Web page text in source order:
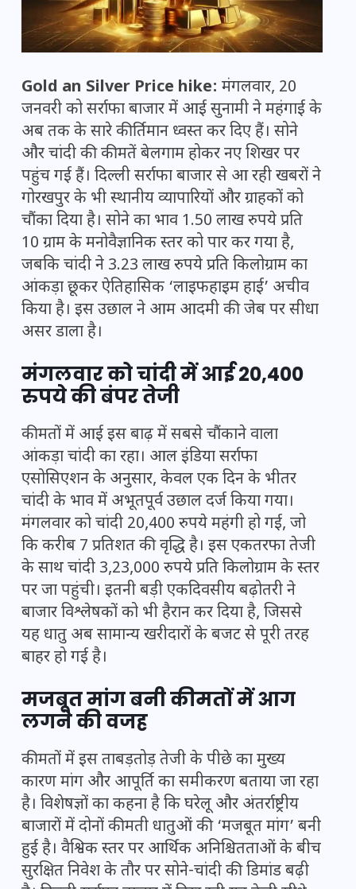
Gold an Silver Price hike: मंगलवार, 20
जनवरी को सर्राफा बाजार में आई सुनामी ने महंगाई के
अब तक के सारे कीर्तिमान ध्वस्त कर दिए हैं। सोने
और चांदी की कीमतें बेलगाम होकर नए शिखर पर
पहुंच गई हैं। दिल्ली सर्राफा बाजार से आ रही खबरों ने
गोरखपुर के भी स्थानीय व्यापारियों और ग्राहकों को
चौंका दिया है। सोने का भाव 1.50 लाख रुपये प्रति
10 ग्राम के मनोवैज्ञानिक स्तर को पार कर गया है,
जबकि चांदी ने 3.23 लाख रुपये प्रति किलोग्राम का
आंकड़ा छूकर ऐतिहासिक ‘लाइफहाइम हाई’ अचीव
किया है। इस उछाल ने आम आदमी की जेब पर सीधा
असर डाला है।
मंगलवार को चांदी में आई 20,400
रुपये की बंपर तेजी
कीमतों में आई इस बाढ़ में सबसे चौंकाने वाला
आंकड़ा चांदी का रहा। आल इंडिया सर्राफा
एसोसिएशन के अनुसार, केवल एक दिन के भीतर
चांदी के भाव में अभूतपूर्व उछाल दर्ज किया गया।
मंगलवार को चांदी 20,400 रुपये महंगी हो गई, जो
कि करीब 7 प्रतिशत की वृद्धि है। इस एकतरफा तेजी
के साथ चांदी 3,23,000 रुपये प्रति किलोग्राम के स्तर
पर जा पहुंची। इतनी बड़ी एकदिवसीय बढ़ोतरी ने
बाजार विश्लेषकों को भी हैरान कर दिया है, जिससे
यह धातु अब सामान्य खरीदारों के बजट से पूरी तरह
बाहर हो गई है।
मजबूत मांग बनी कीमतों में आग
लगने की वजह
कीमतों में इस ताबड़तोड़ तेजी के पीछे का मुख्य
कारण मांग और आपूर्ति का समीकरण बताया जा रहा
है। विशेषज्ञों का कहना है कि घरेलू और अंतर्राष्ट्रीय
बाजारों में दोनों कीमती धातुओं की ‘मजबूत मांग’ बनी
हुई है। वैश्विक स्तर पर आर्थिक अनिश्चितताओं के बीच
सुरक्षित निवेश के तौर पर सोने-चांदी की डिमांड बढ़ी